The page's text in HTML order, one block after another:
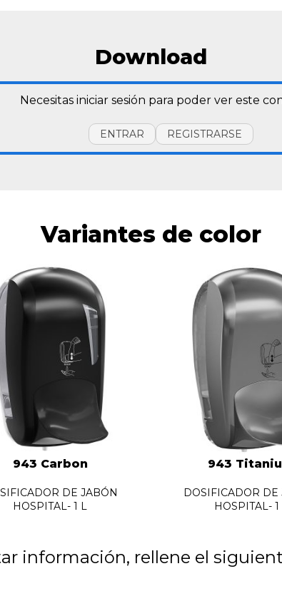
Download
Necesitas iniciar sesión para poder ver este
ENTRAR REGISTRARSE
Variantes de color
943 Carbon
DE JABÓN
HOSPITAL- 1 L
943
DOSIFICADOR DE
HOSPITAL- 1
información, rellene el